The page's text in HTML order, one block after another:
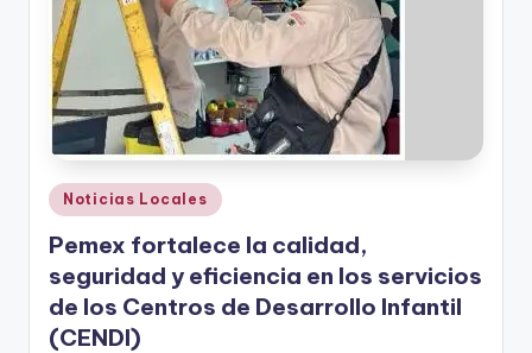
Publicado
en
Noticias Locales
Pemex fortalece la calidad,
seguridad y eficiencia en los servicios
de los Centros de Desarrollo Infantil
(CENDI)